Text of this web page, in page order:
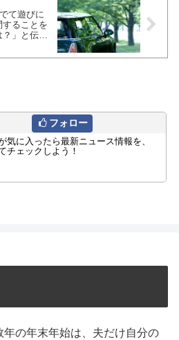
て遊びに
ることを
」と伝え
フォロー
気に入ったら最新ニュース情報を、
チェックしよう！
年の年末年始は、夫だけ自分の